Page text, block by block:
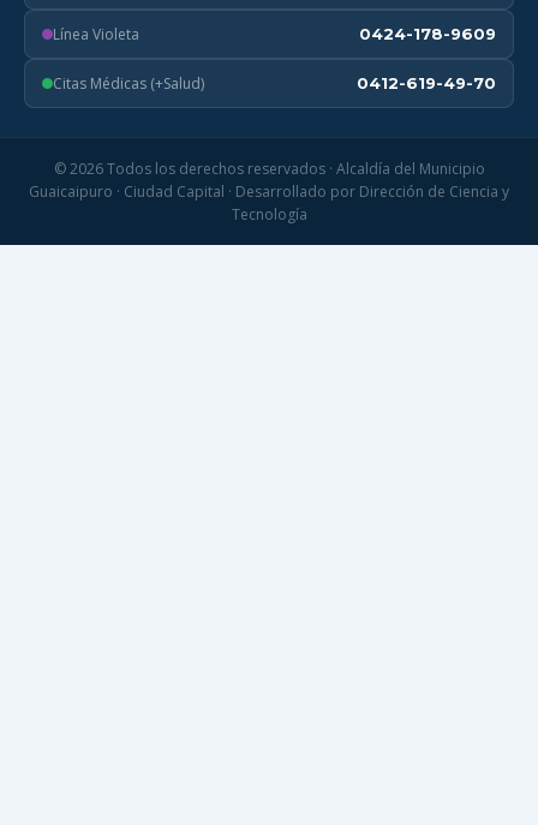
Línea Violeta 0424-178-9609
Citas Médicas (+Salud) 0412-619-49-70
© 2026 Todos los derechos reservados · Alcaldía del Municipio
Guaicaipuro · Ciudad Capital · Desarrollado por Dirección de Ciencia y
Tecnología